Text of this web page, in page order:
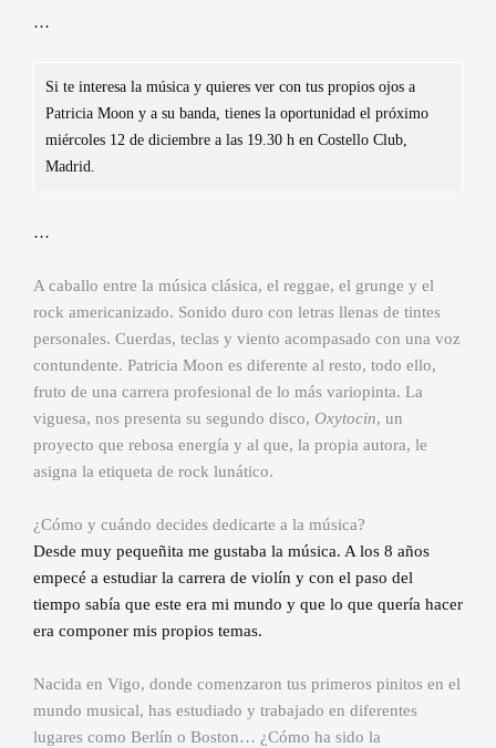
…
Si te interesa la música y quieres ver con tus propios ojos a
Patricia Moon y a su banda, tienes la oportunidad el próximo
miércoles 12 de diciembre a las 19.30 h en Costello Club,
Madrid.
…
A caballo entre la música clásica, el reggae, el grunge y el
rock americanizado. Sonido duro con letras llenas de tintes
personales. Cuerdas, teclas y viento acompasado con una voz
contundente. Patricia Moon es diferente al resto, todo ello,
fruto de una carrera profesional de lo más variopinta. La
viguesa, nos presenta su segundo disco, Oxytocin, un
proyecto que rebosa energía y al que, la propia autora, le
asigna la etiqueta de rock lunático.
¿Cómo y cuándo decides dedicarte a la música?
Desde muy pequeñita me gustaba la música. A los 8 años
empecé a estudiar la carrera de violín y con el paso del
tiempo sabía que este era mi mundo y que lo que quería hacer
era componer mis propios temas.
Nacida en Vigo, donde comenzaron tus primeros pinitos en el
mundo musical, has estudiado y trabajado en diferentes
lugares como Berlín o Boston… ¿Cómo ha sido la